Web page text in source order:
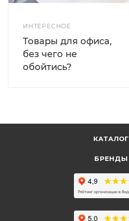
ИНТЕРЕСНОЕ
Товары для офиса,
без чего не
обойтись?
КАТАЛОГ
БРЕНДЫ